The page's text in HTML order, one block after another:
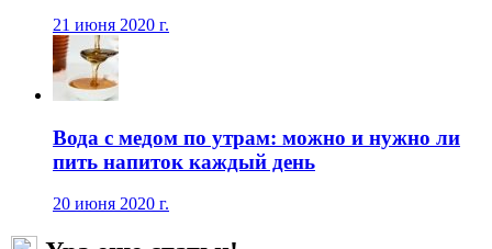
21 июня 2020 г.
Вода с медом по утрам: можно и нужно ли
пить напиток каждый день
20 июня 2020 г.